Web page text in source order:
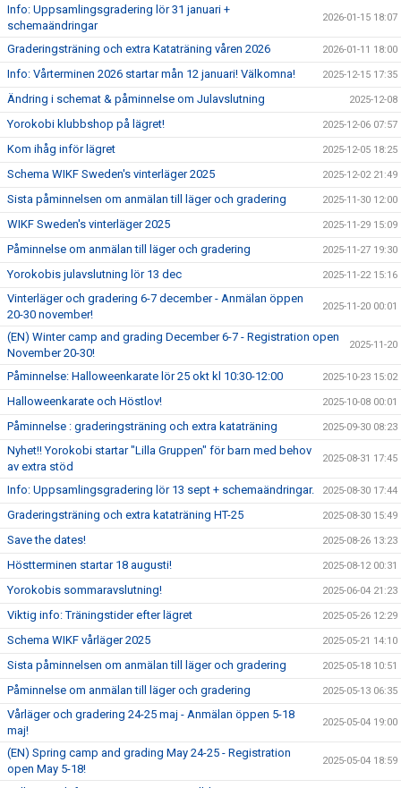
Info: Uppsamlingsgradering lör 31 januari +
schemaändringar
2026-01-15 18:07
Graderingsträning och extra Kataträning våren 2026 2026-01-11 18:00
Info: Vårterminen 2026 startar mån 12 januari! Välkomna! 2025-12-15 17:35
Ändring i schemat & påminnelse om Julavslutning 2025-12-08
Yorokobi klubbshop på lägret! 2025-12-06 07:57
Kom ihåg inför lägret 2025-12-05 18:25
Schema WIKF Sweden's vinterläger 2025 2025-12-02 21:49
Sista påminnelsen om anmälan till läger och gradering 2025-11-30 12:00
WIKF Sweden's vinterläger 2025 2025-11-29 15:09
Påminnelse om anmälan till läger och gradering 2025-11-27 19:30
Yorokobis julavslutning lör 13 dec 2025-11-22 15:16
Vinterläger och gradering 6-7 december - Anmälan öppen
20-30 november!
2025-11-20 00:01
(EN) Winter camp and grading December 6-7 - Registration open
November 20-30!
2025-11-20
Påminnelse: Halloweenkarate lör 25 okt kl 10:30-12:00 2025-10-23 15:02
Halloweenkarate och Höstlov! 2025-10-08 00:01
Påminnelse : graderingsträning och extra kataträning 2025-09-30 08:23
Nyhet!! Yorokobi startar "Lilla Gruppen" för barn med behov
av extra stöd
2025-08-31 17:45
Info: Uppsamlingsgradering lör 13 sept + schemaändringar. 2025-08-30 17:44
Graderingsträning och extra kataträning HT-25 2025-08-30 15:49
Save the dates! 2025-08-26 13:23
Höstterminen startar 18 augusti! 2025-08-12 00:31
Yorokobis sommaravslutning! 2025-06-04 21:23
Viktig info: Träningstider efter lägret 2025-05-26 12:29
Schema WIKF vårläger 2025 2025-05-21 14:10
Sista påminnelsen om anmälan till läger och gradering 2025-05-18 10:51
Påminnelse om anmälan till läger och gradering 2025-05-13 06:35
Vårläger och gradering 24-25 maj - Anmälan öppen 5-18
maj!
2025-05-04 19:00
(EN) Spring camp and grading May 24-25 - Registration
open May 5-18!
2025-05-04 18:59